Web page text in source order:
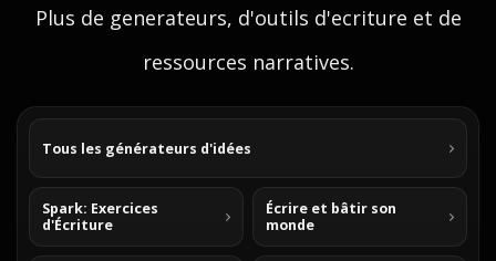
Plus de generateurs, d'outils d'ecriture et de
ressources narratives.
Tous les générateurs d'idées
Spark: Exercices
d'Écriture
Écrire et bâtir son
monde